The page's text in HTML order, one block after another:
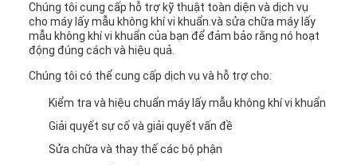
Chúng tôi cung cấp hỗ trợ kỹ thuật toàn diện và dịch vụ
cho máy lấy mẫu không khí vi khuẩn.và sửa chữa máy lấy
mẫu không khí vi khuẩn của bạn để đảm bảo rằng nó hoạt
động đúng cách và hiệu quả.
Chúng tôi có thể cung cấp dịch vụ và hỗ trợ cho:
Kiểm tra và hiệu chuẩn máy lấy mẫu không khí vi khuẩn
Giải quyết sự cố và giải quyết vấn đề
Sửa chữa và thay thế các bộ phận